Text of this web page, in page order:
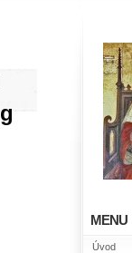
MENU
Úvod